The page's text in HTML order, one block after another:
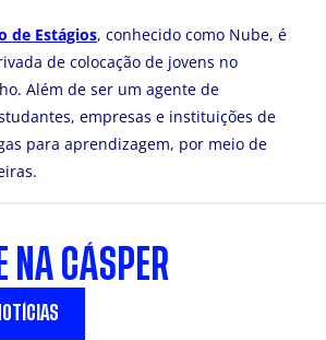
de Estágios, conhecido como Nube, é
de colocação de jovens no
Além de ser um agente de
empresas e instituições de
para aprendizagem, por meio de
NA CÁSPER